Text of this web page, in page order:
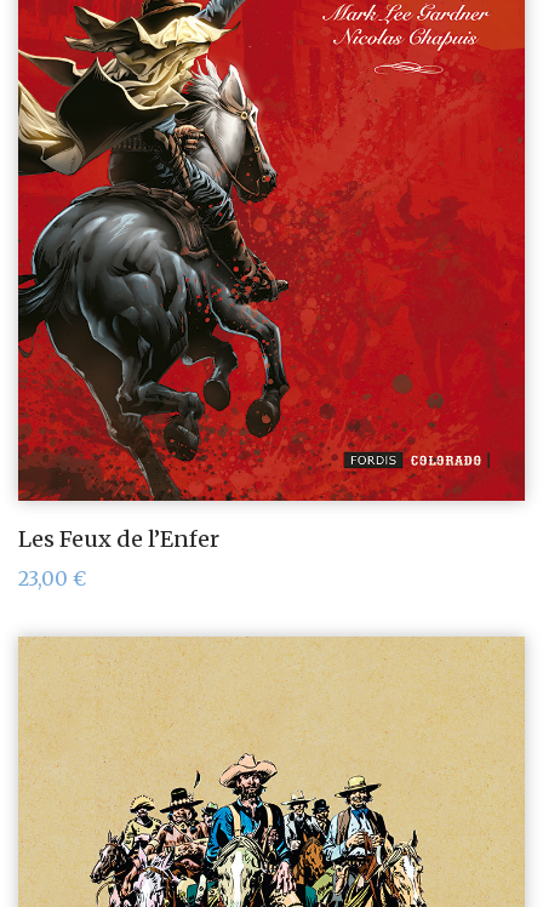
Les Feux de l’Enfer
23,00 €